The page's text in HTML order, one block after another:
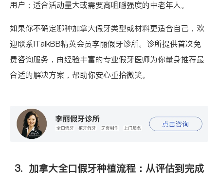
用户；适合活动量大或需要高咀嚼强度的中老年人。
如果你不确定哪种加拿大假牙类型或材料更适合自己，欢
迎联系iTalkBB精英会员李丽假牙诊所。诊所提供首次免
费咨询服务，由经验丰富的专业假牙医师为你量身推荐最
合适的解决方案，帮助你安心重拾微笑。
3. 加拿大全口假牙种植流程：从评估到完成